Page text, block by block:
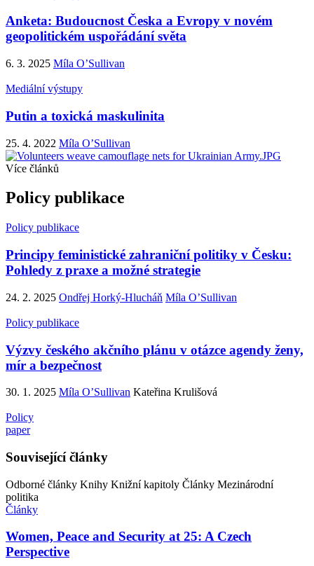
Anketa: Budoucnost Česka a Evropy v novém
geopolitickém uspořádání světa
6. 3. 2025 Míla O’Sullivan
Mediální výstupy
Putin a toxická maskulinita
25. 4. 2022 Míla O’Sullivan
Více článků
Policy publikace
Policy publikace
Principy feministické zahraniční politiky v Česku:
Pohledy z praxe a možné strategie
24. 2. 2025 Ondřej Horký-Hlucháň Míla O’Sullivan
Policy publikace
Výzvy českého akčního plánu v otázce agendy ženy,
mír a bezpečnost
30. 1. 2025 Míla O’Sullivan Kateřina Krulišová
Policy
paper
Související články
Odborné články Knihy Knižní kapitoly Články Mezinárodní
politika
Články
Women, Peace and Security at 25: A Czech
Perspective